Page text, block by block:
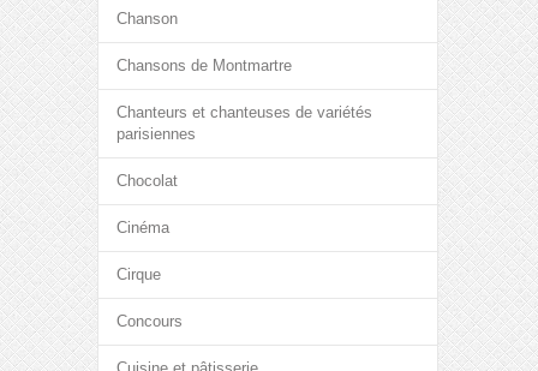
Chanson
Chansons de Montmartre
Chanteurs et chanteuses de variétés
parisiennes
Chocolat
Cinéma
Cirque
Concours